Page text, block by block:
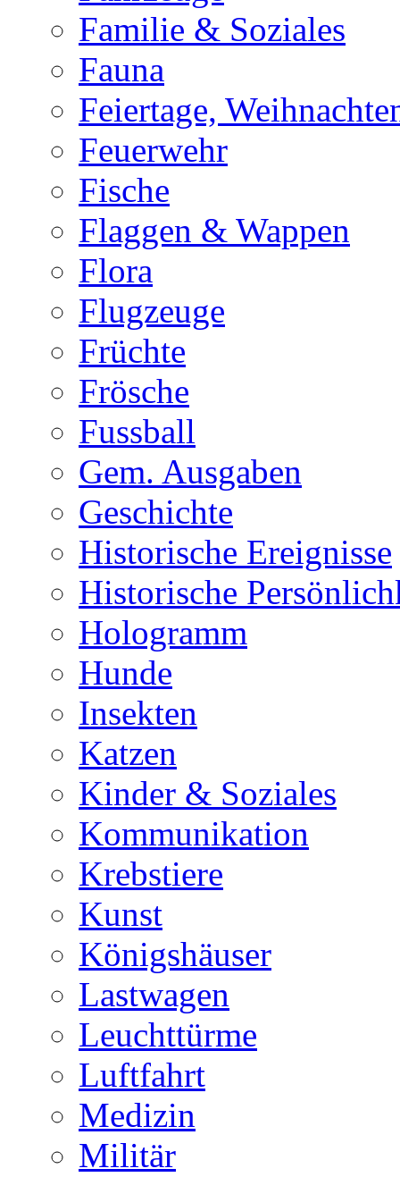
Familie & Soziales
Fauna
Feiertage,
Feuerwehr
Fische
Flaggen & Wappen
Flora
Flugzeuge
Früchte
Frösche
Fussball
Gem. Ausgaben
Geschichte
Historische Ereignisse
Historische
Hologramm
Hunde
Insekten
Katzen
Kinder & Soziales
Kommunikation
Krebstiere
Kunst
Königshäuser
Lastwagen
Leuchttürme
Luftfahrt
Medizin
Militär